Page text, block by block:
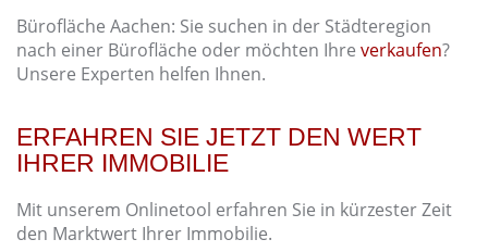
Bürofläche Aachen: Sie suchen in der Städteregion
nach einer Bürofläche oder möchten Ihre verkaufen?
Unsere Experten helfen Ihnen.
ERFAHREN SIE JETZT DEN WERT
IHRER IMMOBILIE
Mit unserem Onlinetool erfahren Sie in kürzester Zeit
den Marktwert Ihrer Immobilie.